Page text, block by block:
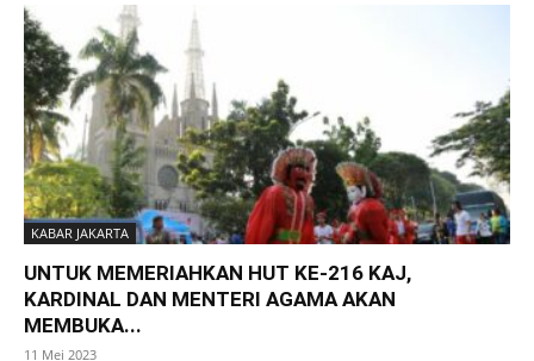
KABAR JAKARTA
UNTUK MEMERIAHKAN HUT KE-216 KAJ,
KARDINAL DAN MENTERI AGAMA AKAN
MEMBUKA...
11 Mei 2023